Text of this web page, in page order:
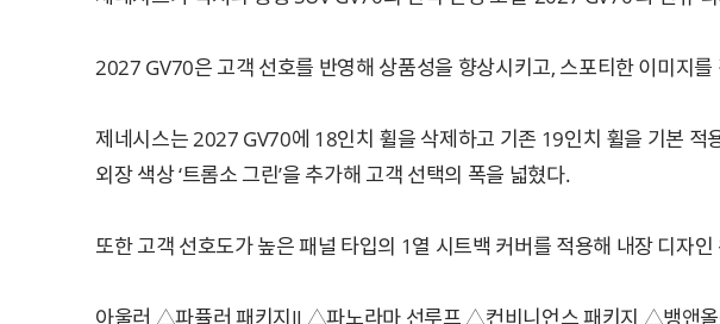
2027 GV70은 고객 선호를 반영해 상품성을 향상시키고, 스포티한 이미지
제네시스는 2027 GV70에 18인치 휠을 삭제하고 기존 19인치 휠을 기본
외장 색상 ‘트롬소 그린’을 추가해 고객 선택의 폭을 넓혔다.
또한 고객 선호도가 높은 패널 타입의 1열 시트백 커버를 적용해 내장 디자
아울러 △파퓰러 패키지II △파노라마 선루프 △컨비니언스 패키지 △뱅앤올